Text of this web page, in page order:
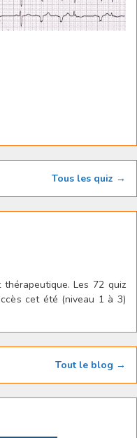
Tous les quiz →
thérapeutique. Les 72 quiz
cet été (niveau 1 à 3)
Tout le blog →